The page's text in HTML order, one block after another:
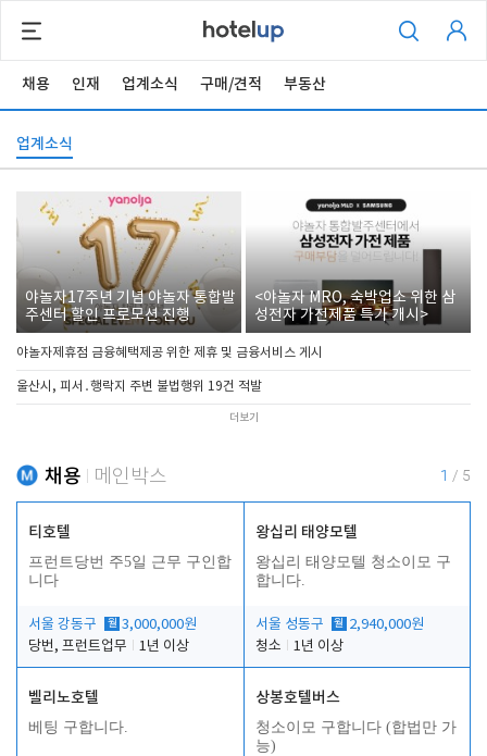
채용 인재 업계소식 구매/견적 부동산
업계소식
야놀자17주년 기념 야놀자 통합발
주센터 할인 프로모션 진행
<야놀자 MRO, 숙박업소 위한 삼
성전자 가전제품 특가 개시>
야놀자제휴점 금융혜택제공 위한 제휴 및 금융서비스 게시
울산시, 피서․행락지 주변 불법행위 19건 적발
더보기
채용 메인박스 1 / 5
티호텔
프런트당번 주5일 근무 구인합
니다
서울 강동구 월 3,000,000원
당번, 프런트업무
1년 이상
왕십리 태양모텔
왕십리 태양모텔 청소이모 구
합니다.
서울 성동구 월 2,940,000원
청소
1년 이상
벨리노호텔
베팅 구합니다.
상봉호텔버스
청소이모 구합니다 (합법만 가
능)